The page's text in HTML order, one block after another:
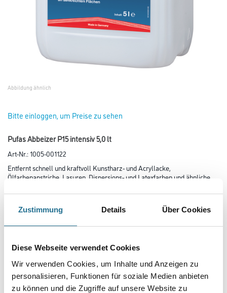
Zustimmung Details Über Cookies
Diese Webseite verwendet Cookies
Wir verwenden Cookies, um Inhalte und Anzeigen zu
personalisieren, Funktionen für soziale Medien anbieten
zu können und die Zugriffe auf unsere Website zu
Abbildung ähnlich
Bitte einloggen, um Preise zu sehen
Pufas Abbeizer P15 intensiv 5,0 lt
Art-Nr.:1005-001122
Entfernt schnell und kraftvoll Kunstharz- und Acryllacke,
Ölfarbenanstriche, Lasuren, Dispersions- und Latexfarben und ähnliche
Farbtonbezeichnung
Gebinde